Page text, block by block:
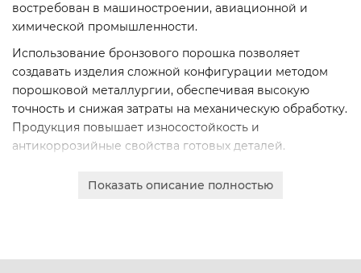
востребован в машиностроении, авиационной и
химической промышленности.
Использование бронзового порошка позволяет
создавать изделия сложной конфигурации методом
порошковой металлургии, обеспечивая высокую
точность и снижая затраты на механическую обработку.
Продукция повышает износостойкость и
антикоррозийные свойства готовых деталей.
техническим условиям (ТУ 1790-007-12288779-2006).
Показать описание полностью